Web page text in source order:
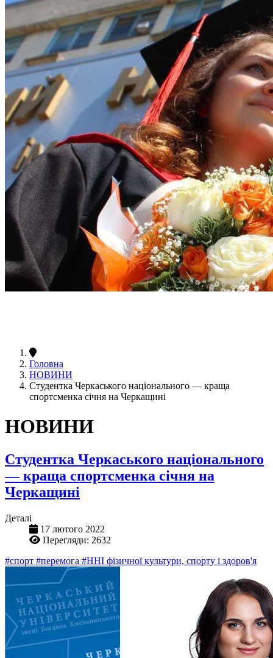
Головна
НОВИНИ
Студентка Черкаського національного — краща
спортсменка січня на Черкащині
НОВИНИ
Студентка Черкаського національного
— краща спортсменка січня на
Черкащині
Деталі
17 лютого 2022
Перегляди: 2632
#спорт #перемога #ННІ фізичної культури, спорту і здоров'я